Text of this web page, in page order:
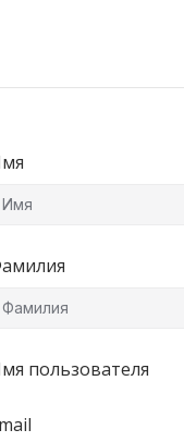
пользователя